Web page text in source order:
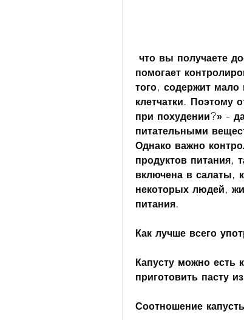
помогает
того, содержит
клетчатки. Поэтому
при похудении?» -
питательными
Однако важно
продуктов питания,
включена в салаты,
некоторых людей,
питания.
Как лучше всего
Капусту можно
приготовить пасту
Соотношение